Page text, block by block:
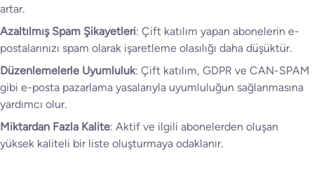
artar.
Azaltılmış Spam Şikayetleri: Çift katılım yapan abonelerin e-
postalarınızı spam olarak işaretleme olasılığı daha düşüktür.
Düzenlemelerle Uyumluluk: Çift katılım, GDPR ve CAN-SPAM
gibi e-posta pazarlama yasalarıyla uyumluluğun sağlanmasına
yardımcı olur.
Miktardan Fazla Kalite: Aktif ve ilgili abonelerden oluşan
yüksek kaliteli bir liste oluşturmaya odaklanır.